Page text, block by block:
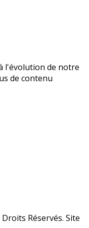
l'évolution de notre
de contenu
Réservés. Site